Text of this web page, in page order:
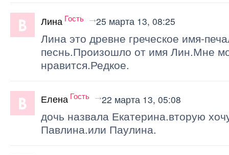
Лина Гость 25 марта 13, 08:25
Лина это древне греческое имя-
песнь.Произошло от имя Лин.Мне
нравится.Редкое.
Елена Гость 22 марта 13, 05:08
дочь назвала Екатерина.вторую
Павлина.или Паулина.